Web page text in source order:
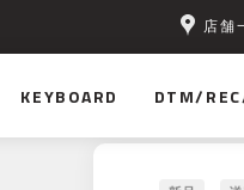
店舗
KEYBOARD DTM/